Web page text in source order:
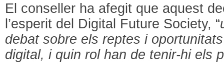
El conseller ha afegit que aquest
l’esperit del Digital Future Society, “
debat sobre els reptes i
digital, i quin rol han de tenir-hi els